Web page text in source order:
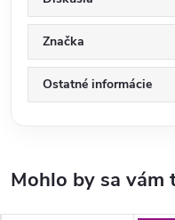
Značka
Ostatné informácie